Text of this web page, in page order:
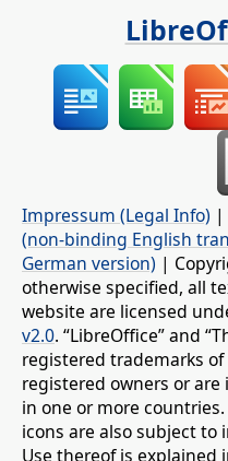
Impressum (Legal Info) |
(non-binding English
German version) |
otherwise specified, all
website are licensed
v2.0. “LibreOffice” and
registered trademarks
registered owners or
in one or more
icons are also subject
Use thereof is explained